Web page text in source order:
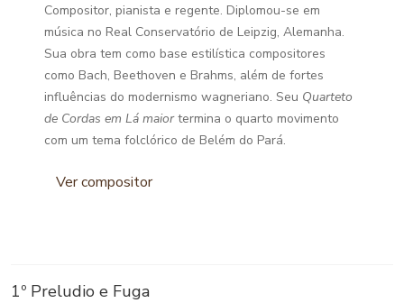
Compositor, pianista e regente. Diplomou-se em
música no Real Conservatório de Leipzig, Alemanha.
Sua obra tem como base estilística compositores
como Bach, Beethoven e Brahms, além de fortes
influências do modernismo wagneriano. Seu Quarteto
de Cordas em Lá maiortermina o quarto movimento
com um tema folclórico de Belém do Pará.
Ver compositor
1º Preludio e Fuga